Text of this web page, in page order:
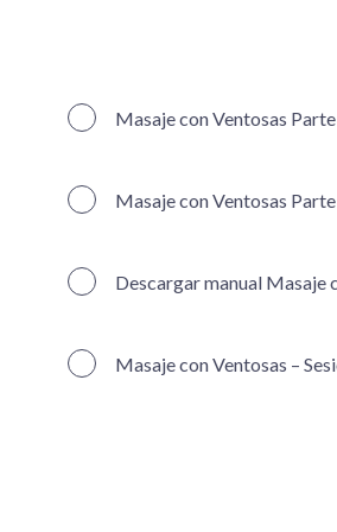
Masaje con Ventosas Parte
Masaje con Ventosas
Descargar manual Masaje
Masaje con Ventosas –